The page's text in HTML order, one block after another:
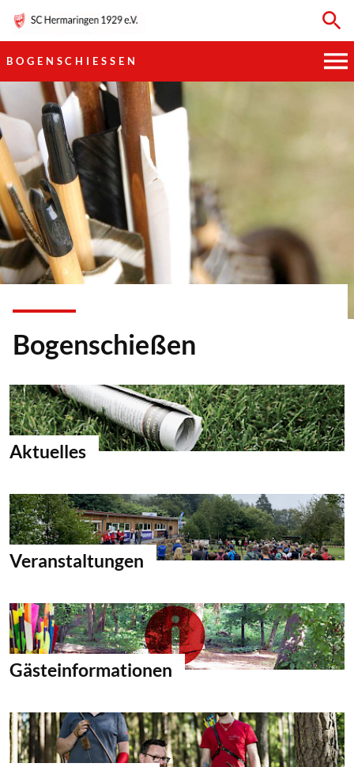
BOGENSCHIESSEN
HAUPTVEREIN
SPORTKEGELN
FUSSBALL
GYMNASTIK
TISCHTENNIS
BOGENSCHIESSEN
Bogenschießen
Aktuelles
Veranstaltungen
Gästeinformationen